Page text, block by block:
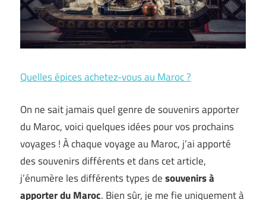
Quelles épices achetez-vous au Maroc ?
On ne sait jamais quel genre de souvenirs apporter
du Maroc, voici quelques idées pour vos prochains
voyages ! À chaque voyage au Maroc, j’ai apporté
des souvenirs différents et dans cet article,
j’énumère les différents types desouvenirs à
apporter du Maroc. Bien sûr, je me fie uniquement à